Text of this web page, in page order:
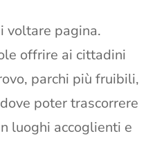
voltare pagina.
offrire ai cittadini
parchi più fruibili,
poter trascorrere
luoghi accoglienti e